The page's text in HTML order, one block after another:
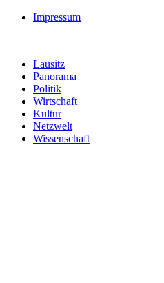
Impressum
Lausitz
Panorama
Politik
Wirtschaft
Kultur
Netzwelt
Wissenschaft